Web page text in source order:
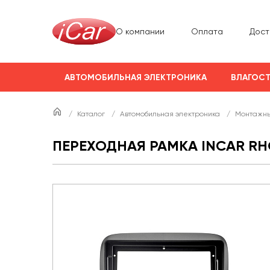
О компании Оплата
АВТОМОБИЛЬНАЯ ЭЛЕКТРОНИКА
/ Каталог / Автомобильная электроника /
ПЕРЕХОДНАЯ РАМКА INCAR